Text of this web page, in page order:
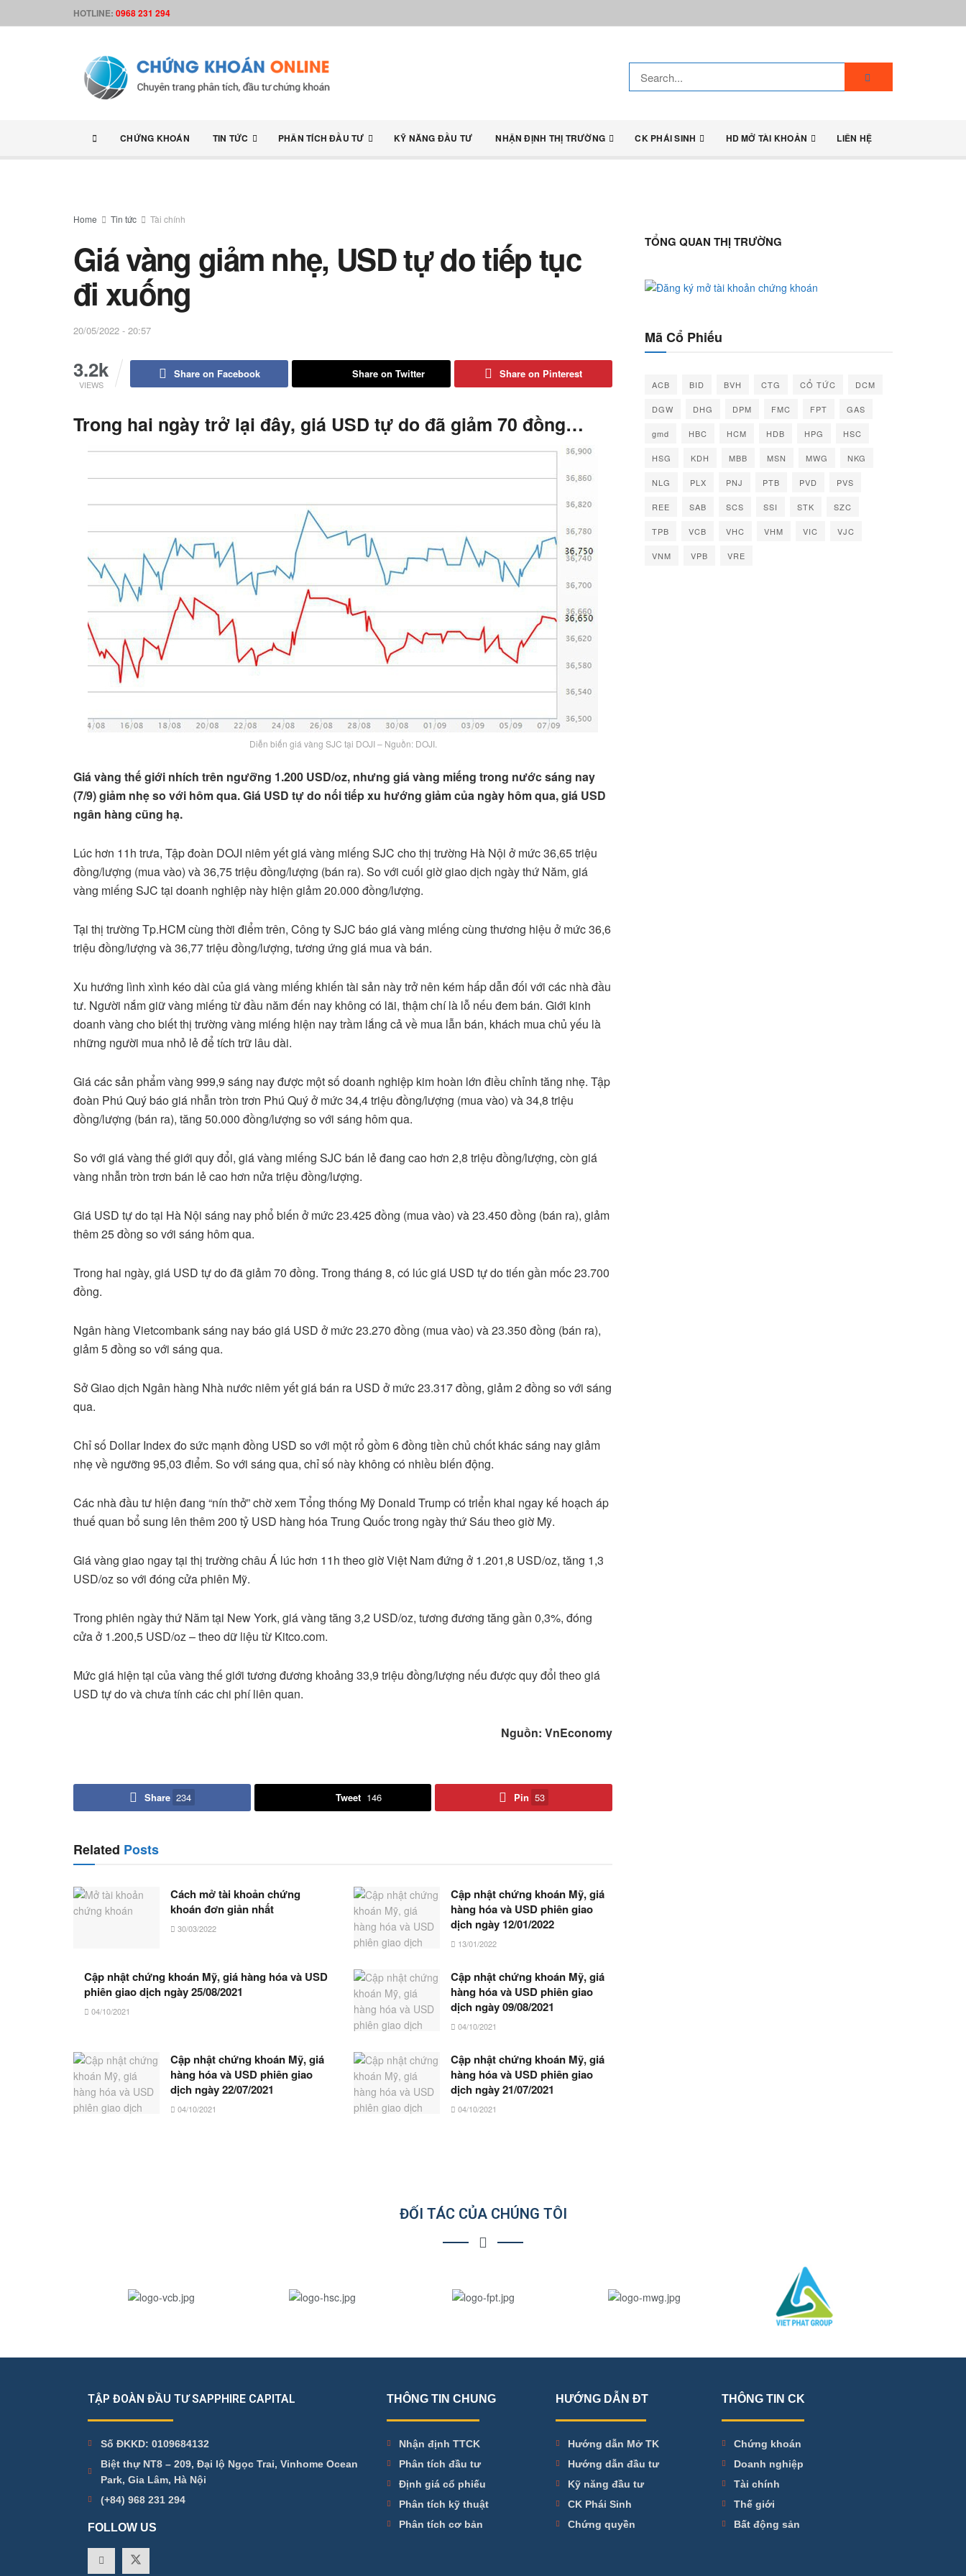
HOTLINE: 0968 231 294
CHỨNG KHOÁN TIN TỨC PHÂN TÍCH ĐẦU TƯ KỸ NĂNG ĐẦU TƯ NHẬN ĐỊNH THỊ TRƯỜNG CK PHÁI SINH HD MỞ TÀI KHOẢN LIÊN HỆ
Home Tin tức Tài chính
Giá vàng giảm nhẹ, USD tự do tiếp tục
đi xuống
20/05/2022 - 20:57
3.2k
VIEWS
Share on Facebook Share on Twitter Share on Pinterest
Trong hai ngày trở lại đây, giá USD tự do đã giảm 70 đồng…
Diễn biến giá vàng SJC tại DOJI – Nguồn: DOJI.
Giá vàng thế giới nhích trên ngưỡng 1.200 USD/oz, nhưng giá vàng miếng trong nước sáng nay
(7/9) giảm nhẹ so với hôm qua. Giá USD tự do nối tiếp xu hướng giảm của ngày hôm qua, giá USD
ngân hàng cũng hạ.
Lúc hơn 11h trưa, Tập đoàn DOJI niêm yết giá vàng miếng SJC cho thị trường Hà Nội ở mức 36,65 triệu
đồng/lượng (mua vào) và 36,75 triệu đồng/lượng (bán ra). So với cuối giờ giao dịch ngày thứ Năm, giá
vàng miếng SJC tại doanh nghiệp này hiện giảm 20.000 đồng/lượng.
Tại thị trường Tp.HCM cùng thời điểm trên, Công ty SJC báo giá vàng miếng cùng thương hiệu ở mức 36,6
triệu đồng/lượng và 36,77 triệu đồng/lượng, tương ứng giá mua và bán.
Xu hướng lình xình kéo dài của giá vàng miếng khiến tài sản này trở nên kém hấp dẫn đối với các nhà đầu
tư. Người nắm giữ vàng miếng từ đầu năm đến nay không có lãi, thậm chí là lỗ nếu đem bán. Giới kinh
doanh vàng cho biết thị trường vàng miếng hiện nay trầm lắng cả về mua lẫn bán, khách mua chủ yếu là
những người mua nhỏ lẻ để tích trữ lâu dài.
Giá các sản phẩm vàng 999,9 sáng nay được một số doanh nghiệp kim hoàn lớn điều chỉnh tăng nhẹ. Tập
đoàn Phú Quý báo giá nhẫn tròn trơn Phú Quý ở mức 34,4 triệu đồng/lượng (mua vào) và 34,8 triệu
đồng/lượng (bán ra), tăng 50.000 đồng/lượng so với sáng hôm qua.
So với giá vàng thế giới quy đổi, giá vàng miếng SJC bán lẻ đang cao hơn 2,8 triệu đồng/lượng, còn giá
vàng nhẫn tròn trơn bán lẻ cao hơn nửa triệu đồng/lượng.
Giá USD tự do tại Hà Nội sáng nay phổ biến ở mức 23.425 đồng (mua vào) và 23.450 đồng (bán ra), giảm
thêm 25 đồng so với sáng hôm qua.
Trong hai ngày, giá USD tự do đã giảm 70 đồng. Trong tháng 8, có lúc giá USD tự do tiến gần mốc 23.700
đồng.
Ngân hàng Vietcombank sáng nay báo giá USD ở mức 23.270 đồng (mua vào) và 23.350 đồng (bán ra),
giảm 5 đồng so với sáng qua.
Sở Giao dịch Ngân hàng Nhà nước niêm yết giá bán ra USD ở mức 23.317 đồng, giảm 2 đồng so với sáng
qua.
Chỉ số Dollar Index đo sức mạnh đồng USD so với một rổ gồm 6 đồng tiền chủ chốt khác sáng nay giảm
nhẹ về ngưỡng 95,03 điểm. So với sáng qua, chỉ số này không có nhiều biến động.
Các nhà đầu tư hiện đang “nín thở” chờ xem Tổng thống Mỹ Donald Trump có triển khai ngay kế hoạch áp
thuế quan bổ sung lên thêm 200 tỷ USD hàng hóa Trung Quốc trong ngày thứ Sáu theo giờ Mỹ.
Giá vàng giao ngay tại thị trường châu Á lúc hơn 11h theo giờ Việt Nam đứng ở 1.201,8 USD/oz, tăng 1,3
USD/oz so với đóng cửa phiên Mỹ.
Trong phiên ngày thứ Năm tại New York, giá vàng tăng 3,2 USD/oz, tương đương tăng gần 0,3%, đóng
cửa ở 1.200,5 USD/oz – theo dữ liệu từ Kitco.com.
Mức giá hiện tại của vàng thế giới tương đương khoảng 33,9 triệu đồng/lượng nếu được quy đổi theo giá
USD tự do và chưa tính các chi phí liên quan.
Nguồn: VnEconomy
Share 234 Tweet 146 Pin 53
Related Posts
Cách mở tài khoản chứng
khoán đơn giản nhất
30/03/2022
Cập nhật chứng khoán Mỹ, giá
hàng hóa và USD phiên giao
dịch ngày 12/01/2022
13/01/2022
Cập nhật chứng khoán Mỹ, giá hàng hóa và USD
phiên giao dịch ngày 25/08/2021
04/10/2021
Cập nhật chứng khoán Mỹ, giá
hàng hóa và USD phiên giao
dịch ngày 09/08/2021
04/10/2021
Cập nhật chứng khoán Mỹ, giá
hàng hóa và USD phiên giao
dịch ngày 22/07/2021
04/10/2021
Cập nhật chứng khoán Mỹ, giá
hàng hóa và USD phiên giao
dịch ngày 21/07/2021
04/10/2021
TỔNG QUAN THỊ TRƯỜNG
Mã Cổ Phiếu
ACB BID BVH CTG CỔ TỨC DCM
DGW DHG DPM FMC FPT GAS
gmd HBC HCM HDB HPG HSC
HSG KDH MBB MSN MWG NKG
NLG PLX PNJ PTB PVD PVS
REE SAB SCS SSI STK SZC
TPB VCB VHC VHM VIC VJC
VNM VPB VRE
ĐỐI TÁC CỦA CHÚNG TÔI
TẬP ĐOÀN ĐẦU TƯ SAPPHIRE CAPITAL
Số ĐKKD: 0109684132
Biệt thự NT8 – 209, Đại lộ Ngọc Trai, Vinhome Ocean
Park, Gia Lâm, Hà Nội
(+84) 968 231 294
FOLLOW US
THÔNG TIN CHUNG
Nhận định TTCK
Phân tích đầu tư
Định giá cổ phiếu
Phân tích kỹ thuật
Phân tích cơ bản
HƯỚNG DẪN ĐT
Hướng dẫn Mở TK
Hướng dẫn đầu tư
Kỹ năng đầu tư
CK Phái Sinh
Chứng quyền
THÔNG TIN CK
Chứng khoán
Doanh nghiệp
Tài chính
Thế giới
Bất động sản